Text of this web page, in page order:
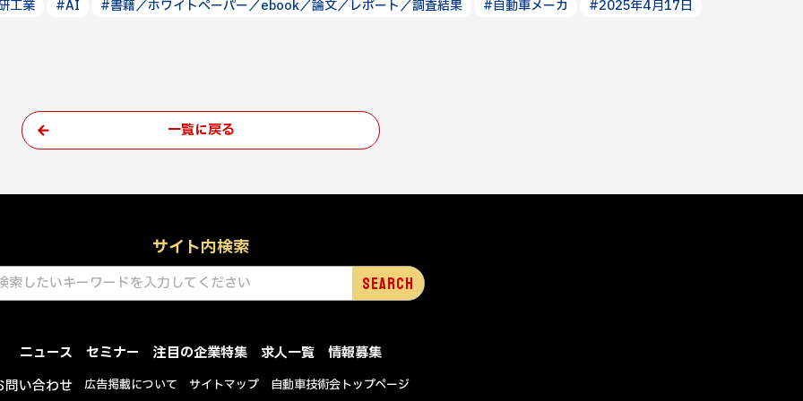
工業 #AI #書籍／ホワイトペーパー／ebook／論文／レポート／調査結果 #自動車メーカ #2025年4月17日
一覧に戻る
サイト内検索
ニュース セミナー 注目の企業特集 求人一覧
情報募集
問い合わせ
広告掲載について サイトマップ 自動車技術会トップページ